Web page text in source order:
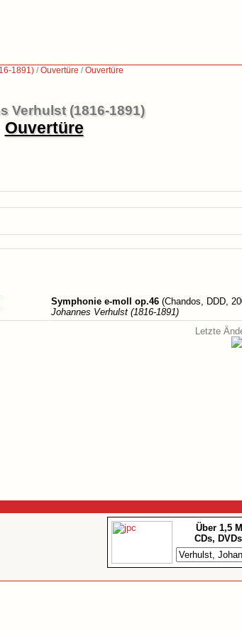
1891) /Ouvertüre /Ouvertüre
Verhulst (1816-1891)
Ouvertüre
Symphonie e-moll op.46 (Chandos, DDD,
Johannes Verhulst (1816-1891)
Letzte
Über 1,5
CDs,